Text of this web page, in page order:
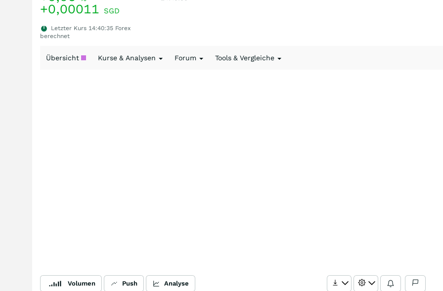
+0,00011 SGD
Letzter Kurs 14:40:35 Forex
berechnet
Übersicht Kurse & Analysen Forum Tools & Vergleiche
Volumen Push Analyse